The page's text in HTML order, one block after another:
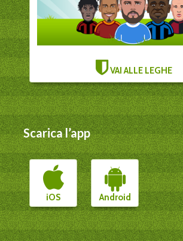
VAI ALLE LEGHE
Scarica l’app
iOS Android